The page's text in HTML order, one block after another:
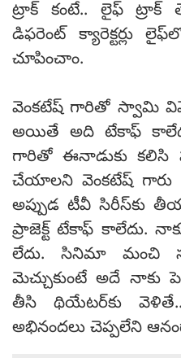
ట్రాక్ కంటే.. లైఫ్ ట్రాక్
డిఫరెంట్ క్యారెక్టర్లు
చూపించాం.
వెంకటేష్ గారితో స్వామి
అయితే అది టేకాఫ్
గారితో ఈనాడుకు కలిసి
చేయాలని వెంకటేష్ గారు
అప్పుడ టీవీ సిరీస్‌కు
ప్రాజెక్ట్ టేకాఫ్ కాలేదు.
లేదు. సినిమా మంచి
మెచ్చుకుంటే అదే నాకు
తీసి థియేటర్‌కు
అభినందలు చెప్పలేని